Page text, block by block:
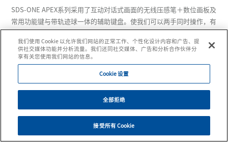
SDS-ONE APEX系列采用了互动对话式画面的无线压感笔＋数位画板及
常用功能键与带轨迹球一体的辅助键盘。使我们可以两手同时操作，有
助于进一步提高工作效率。此外，充实的在线帮助、步骤纪录功能和纸
样制作、排料瞬间转换的顺畅操作等实现了更简便的操作环境。
我们使用 Cookie 以允许我们网站的正常工作、个性化设计内容和广告、提
供社交媒体功能并分析流量。我们还同社交媒体、广告和分析合作伙伴分
享有关您使用我们网站的信息。
Cookie 设置
全部拒绝
接受所有 Cookie